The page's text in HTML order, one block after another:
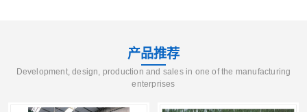
产品推荐
Development, design, production and sales in one of the manufacturing
enterprises